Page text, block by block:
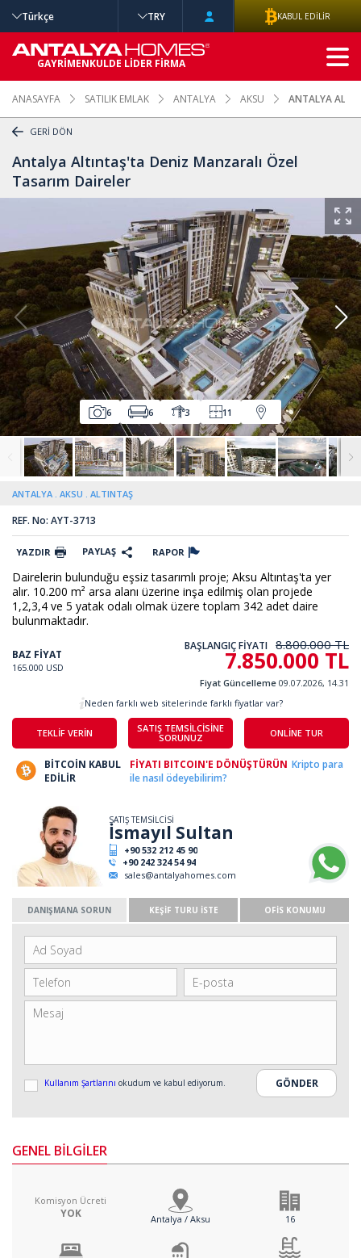
ANASAYFA SATILIK EMLAK ANTALYA AKSU ANTALYA
GERİ DÖN
Antalya Altıntaş'ta Deniz Manzaralı Özel
Tasarım Daireler
6 6 3 11
ANTALYA AKSU ALTINTAŞ
REF. No: AYT-3713
YAZDIR PAYLAŞ RAPOR
Dairelerin bulunduğu eşsiz tasarımlı proje; Aksu Altıntaş'ta yer
alır. 10.200 m² arsa alanı üzerine inşa edilmiş olan projede
1,2,3,4 ve 5 yatak odalı olmak üzere toplam 342 adet daire
bulunmaktadır.
BAZ FİYAT
165.000 USD
BAŞLANGIÇ FİYATI 8.800.000 TL
7.850.000 TL
Fiyat Güncelleme 09.07.2026, 14.31
TEKLİF VERİN
SATIŞ TEMSİLCİSİNE
SORUNUZ
ONLİNE TUR
Neden farklı web sitelerinde farklı fiyatlar var?
BİTCOİN KABUL
EDİLİR
FİYATI BITCOIN'E DÖNÜŞTÜRÜN Kripto para
ile nasıl ödeyebilirim?
SATIŞ TEMSİLCİSİ
İsmayıl Sultan
+90 532 212 45 90
+90 242 324 54 94
sales@antalyahomes.com
DANIŞMANA SORUN KEŞİF TURU İSTE OFİS KONUMU
Kullanım Şartlarını okudum ve kabul ediyorum.
GENEL BİLGİLER
Komisyon Ücreti
YOK Antalya / Aksu 16
Türkçe TRY KABUL EDİLİR
GAYRİMENKULDE LİDER FİRMA
GELİŞMİŞ
ARAMA